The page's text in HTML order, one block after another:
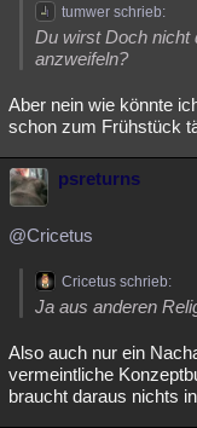
tumwer schrieb:
Du wirst Doch nicht
anzweifeln?
Aber nein wie könnte
schon zum Frühstück
psreturns
@Cricetus
Cricetus schrieb:
Ja aus anderen
Also auch nur ein
vermeintliche
braucht daraus nichts